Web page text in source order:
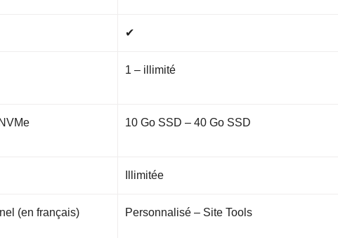
✔
1 – illimité
10 Go SSD – 40 Go SSD
Illimitée
(en français) Personnalisé – Site Tools